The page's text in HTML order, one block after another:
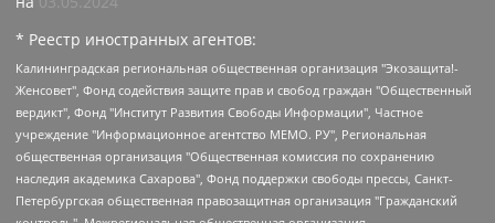
* Реестр иностранных агентов:
Калининградская региональная общественная организация "Экозащита!-Женсовет", Фонд содействия защите прав и свобод граждан "Общественный вердикт", Фонд "Институт Развития Свободы Информации", Частное учреждение "Информационное агентство МЕМО. РУ", Региональная общественная организация "Общественная комиссия по сохранению наследия академика Сахарова", Фонд поддержки свободы прессы, Санкт-Петербургская общественная правозащитная организация "Гражданский контроль", Межрегиональная общественная организация "Информационно-просветительский центр "Мемориал", Региональный Фонд "Центр Защиты Прав Средств Массовой Информации", с 05.12.2023 Фонд "Центр Защиты Прав Средств массовой информации", Региональная общественная благотворительная организация помощи беженцам и мигрантам "Гражданское содействие", Негосударственное образовательное учреждение дополнительного профессионального образования (повышение квалификации) специалистов "АКАДЕМИЯ ПО ПРАВАМ ЧЕЛОВЕКА", Свердловская региональная общественная организация "Сутяжник", Автономная некоммерческая организация "Центр независимых социологических исследований", Союз общественных объединений "Российский исследовательский центр по правам человека", Региональное общественное учреждение научно-информационный центр "МЕМОРИАЛ", Некоммерческая организация "Фонд защиты гласности", Автономная некоммерческая организация "Институт прав человека", Городская общественная организация "Екатеринбургское общество "МЕМОРИАЛ", Городская общественная организация "Рязанское историко-просветительское и правозащитное общество "Мемориал" (Рязанский Мемориал), Челябинский региональный орган общественной самодеятельности – женское общественное объединение "Женщины Евразии", Челябинский региональный орган общественной самодеятельности "Уральская правозащитная группа", Фонд содействия защите здоровья и социальной справедливости имени Андрея Рылькова, Автономная Некоммерческая Организация "Аналитический Центр Юрия Левады", Автономная некоммерческая организация социальной поддержки населения "Проект Апрель", Региональная общественная организация помощи женщинам и детям, находящимся в кризисной ситуации "Информационно-методический центр "Анна", Фонд содействия развитию массовых коммуникаций и правовому просвещению "Так-так-Так", Фонд содействия устойчивому развитию "Серебряная тайга", Свердловский региональный общественный фонд социальных проектов "Новое время", "Idel.Реалии", Кавказ.Реалии, Крым.Реалии, Телеканал Настоящее Время, Татаро-башкирская служба Радио Свобода (Azatliq Radiosi), Радио Свободная Европа/Радио Свобода (PCE/PC), "Сибирь.Реалии", "Фактограф", Благотворительный фонд помощи осужденным и их семьям, Автономная некоммерческая организация "Институт глобализации и социальных движений", Фонд "В защиту прав заключенных", Частное учреждение "Центр поддержки и содействия развитию средств массовой информации", Пензенский региональный общественный благотворительный фонд "Гражданский союз", "Север.Реалии", Некоммерческая организация Фонд "Правовая инициатива", Общество с ограниченной ответственностью "Радио Свободная Европа/Радио Свобода", Чешское информационное агентство "MEDIUM-ORIENT", Красноярская региональная общественная организация "Мы против СПИДа", Камалягин Денис Николаевич, Маркелов Сергей Евгеньевич, Пономарев Лев Александрович, Савицкая Людмила Алексеевна, Автономная некоммерческая организация "Центр по работе с проблемой насилия "НАСИЛИЮ.НЕТ", Межрегиональный профессиональный союз работников здравоохранения "Альянс врачей", Юридическое лицо, зарегистрированное в Латвийской Республике, SIA "Medusa Project" (регистрационный номер 40103797863, дата регистрации 10.06.2014), Некоммерческая организация "Фонд по борьбе с коррупцией", Автономная некоммерческая организация "Институт права и публичной политики", Баданин Роман Сергеевич, Гликин Максим Александрович, Железнова Мария Михайловна, Лукьянова Юлия Сергеевна, Маетная Елизавета Витальевна, Маняхин Петр Борисович, Чуракова Ольга Владимировна, Ярош Юлия Петровна, Юридическое лицо "The Insider SIA", зарегистрированное в Риге, Латвийская Республика (дата регистрации 26.06.2015), являющееся администратором доменного имени интернет-издания "The Insider SIA", https://theins.ru, Постернак Алексей Евгеньевич, Рубин Михаил Аркадьевич, Анин Роман Александрович, Юридическое лицо Istories fonds, зарегистрированное в Латвийской Республике (регистрационный номер 50008295751, дата регистрации 24.02.2020), Великовский Дмитрий Александрович, Долинина Ирина Николаевна, Мароховская Алеся Алексеевна, Шлейнов Роман Юрьевич, Шмагун Олеся Валентиновна, Общество с ограниченной ответственностью "Альтаир 2021", Общество с ограниченной ответственностью "Вега 2021", Общество с ограниченной ответственностью "Главный редактор 2021", Общество с ограниченной ответственностью "Ромашки монолит", Важенков Артем Валерьевич, Ивановская областная общественная организация "Центр гендерных исследований", Гурман Юрий Альбертович, Медиапроект "ОВД-Инфо", Егоров Владимир Владимирович, Жилинский Владимир Александрович, Общество с ограниченной ответственностью "ЗП", Иванова София Юрьевна, Карезина Инна Павловна, Кильтау Екатерина Викторовна, Петров Алексей Викторович, Пискунов Сергей Евгеньевич, Смирнов Сергей Сергеевич, Тихонов Михаил Сергеевич, Общество с ограниченной ответственностью "ЖУРНАЛИСТ-ИНОСТРАННЫЙ АГЕНТ", Арапова Галина Юрьевна, Вольтская Татьяна Анатольевна, Американская компания "Mason G.E.S. Anonymous Foundation" (США), являющаяся владельцем интернет-издания https://mnews.world/, Компания "Stichting Bellingcat", зарегистрированная в Нидерландах (дата регистрации 11.07.2018), Захаров Андрей Вячеславович, Клепиковская Екатерина Дмитриевна, Общество с ограниченной ответственностью "МЕМО", Перл Роман Александрович, Симонов Евгений Алексеевич, Соловьева Елена Анатольевна, Сотников Даниил Владимирович, Сурначева Елизавета Дмитриевна, Автономная некоммерческая организация по защите прав человека и информированию населения "Якутия – Наше Мнение", Общество с ограниченной ответственностью "Москоу диджитал медиа", с 26.01.2023 Общество с ограниченной ответственностью "Чайка Белые сады", Ветошкина Валерия Валерьевна, Заговора Максим Александрович, Межрегиональное общественное движение "Российская ЛГБТ - сеть", Оленичев Максим Владимирович, Павлов Иван Юрьевич, Скворцова Елена Сергеевна, Общество с ограниченной ответственностью "Как бы инагент", Кочетков Игорь Викторович, Общество с ограниченной ответственностью "Честные выборы", Еланчик Олег Александрович, Общество с ограниченной ответственностью "Нобелевский призыв", Гималова Регина Эмилевна, Григорьев Андрей Валерьевич, Григорьева Алина Александровна, Ассоциация по содействию защите прав призывников, альтернативнослужащих и военнослужащих "Правозащитная группа "Гражданин.Армия.Право", Хисамова Регина Фаритовна, Автономная некоммерческая организация по реализации социально-правовых программ "Лилит", Дальневосточное общественное движение "Маяк", Санкт-Петербургская ЛГБТ-инициативная группа "Выход", Инициативная группа ЛГБТ+ "Реверс", Алексеев Андрей Викторович, Бекбулатова Таисия Львовна, Беляев Иван Михайлович, Владыкина Елена Сергеевна, Гельман Марат Александрович, Никульшина Вероника Юрьевна, Толоконникова Надежда Андреевна, Шендерович Виктор Анатольевич, Общество с ограниченной ответственностью "Данное сообщение", Общество с ограниченной ответственностью Издательский дом "Новая глава", Айнбиндер Александра Александровна, Московский комьюнити-центр для ЛГБТ+инициатив, Благотворительный фонд развития филантропии, Deutsche Welle (Германия, Kurt-Schumacher-Strasse 3, 53113 Bonn), Борзунова Мария Михайловна, Воробьев Виктор Викторович, Голубева Анна Львовна, Константинова Алла Михайловна, Малкова Ирина Владимировна, Мурадов Мурад Абдулгалимович, Осетинская Елизавета Николаевна, Понасенков Евгений Николаевич, Ганапольский Матвей Юрьевич, Киселев Евгений Алексеевич, Борухович Ирина Григорьевна, Дремин Иван Тимофеевич, Дубровский Дмитрий Викторович, Красноярская региональная общественная организация поддержки и развития альтернативных образовательных технологий и межкультурных коммуникаций "ИНТЕРРА", Маяковская Екатерина Алексеевна, Фейгин Марк Захарович, Филимонов Андрей Викторович, Дзугкоева Регина Николаевна, Доброхотов Роман Александрович, Дудь Юрий Александрович, Елкин Сергей Владимирович, Кругликов Кирилл Игоревич, Сабунаева Мария Леонидовна, Семенов Алексей Владимирович, Шаинян Карен Багратович, Шульман Екатерина Михайловна, Асафьев Артур Валерьевич, Вахштайн Виктор Семенович, Венедиктов Алексей Алексеевич, Лушникова Екатерина Евгеньевна, Волков Леонид Михайлович, Невзоров Александр Глебович, Пархоменко Сергей Борисович, Сироткин Ярослав Николаевич, Кара-Мурза Владимир Владимирович, Баранова Наталья Владимировна, Гозман Леонид Яковлевич, Кагарлицкий Борис Юльевич, Климарев Михаил Валерьевич, Милов Владимир Станиславович, Автономная некоммерческая организация Краснодарский центр современного искусства "Типография", Моргенштерн Алишер Тагирович, Соболь Любовь Эдуардовна, Общество с ограниченной ответственностью "ЛИЗА НОРМ", Каспаров Гарри Кимович, Ходорковский Михаил Борисович, Общество с ограниченной ответственностью "Апрельские тезисы", Данилович Ирина Брониславовна, Кашин Олег Владимирович, Петров Николай Владимирович, Пивоваров Алексей Владимирович, Соколов Михаил Владимирович, Цветкова Юлия Владимировна, Чичваркин Евгений Александрович, Комитет против пыток/Команда против пыток, Общество с ограниченной ответственностью "Первый научный", Общество с ограниченной ответственностью "Вертолет и ко", Белоцерковская Вероника Борисовна, Кац Максим Евгеньевич, Лазарева Татьяна Юрьевна, Шаведдинов Руслан Табризович, Яшин Илья Валерьевич, Общество с ограниченной ответственностью "Иноагент ААВ", Алешковский Дмитрий Петрович, Альбац Евгения Марковна, Быков Дмитрий Львович, Галямина Юлия Евгеньевна, Лойко Сергей Леонидович, Мартынов Кирилл Константинович, Медведев Сергей Александрович, Крашенинников Федор Геннадиевич, Гордеева Катерина Вл